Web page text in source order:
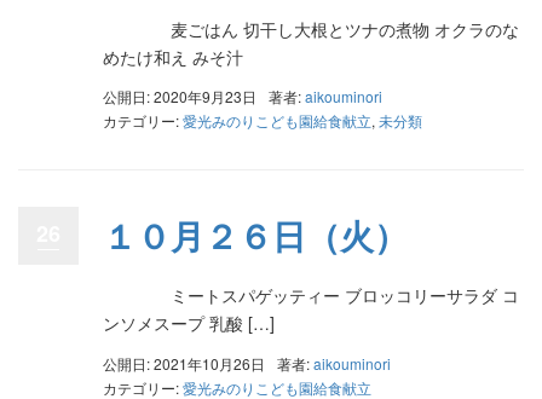
麦ごはん 切干し大根とツナの煮物 オクラのな
めたけ和え みそ汁
公開日: 2020年9月23日 著者:aikouminori
カテゴリー:愛光みのりこども園給食献立, 未分類
１０月２６日（火）
ミートスパゲッティー ブロッコリーサラダ コ
ンソメスープ 乳酸 […]
公開日: 2021年10月26日 著者:aikouminori
カテゴリー:愛光みのりこども園給食献立